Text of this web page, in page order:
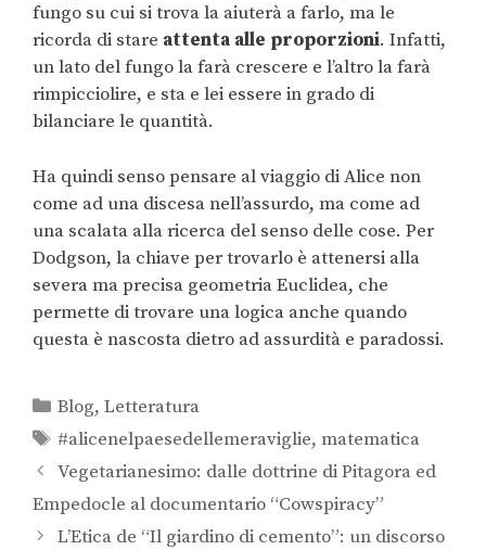
fungo su cui si trova la aiuterà a farlo, ma le
ricorda di stare attenta alle proporzioni. Infatti,
un lato del fungo la farà crescere e l’altro la farà
rimpicciolire, e sta e lei essere in grado di
bilanciare le quantità.
Ha quindi senso pensare al viaggio di Alice non
come ad una discesa nell’assurdo, ma come ad
una scalata alla ricerca del senso delle cose. Per
Dodgson, la chiave per trovarlo è attenersi alla
severa ma precisa geometria Euclidea, che
permette di trovare una logica anche quando
questa è nascosta dietro ad assurdità e paradossi.
Blog,Letteratura
#alicenelpaesedellemeraviglie,matematica
Vegetarianesimo: dalle dottrine di Pitagora ed
Empedocle al documentario “Cowspiracy”
L’Etica de “Il giardino di cemento”: un discorso